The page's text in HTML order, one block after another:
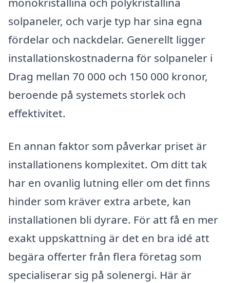
solpaneler, och varje typ har sina egna
fördelar och nackdelar. Generellt ligger
installationskostnaderna för solpaneler i
Drag mellan 70 000 och 150 000 kronor,
beroende på systemets storlek och
effektivitet.
En annan faktor som påverkar priset är
installationens komplexitet. Om ditt tak
har en ovanlig lutning eller om det finns
hinder som kräver extra arbete, kan
installationen bli dyrare. För att få en mer
exakt uppskattning är det en bra idé att
begära offerter från flera företag som
specialiserar sig på solenergi. Här är